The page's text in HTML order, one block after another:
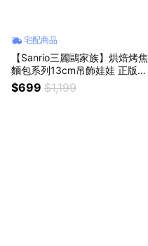
宅配商品
【Sanrio三麗鷗家族】烘焙烤焦
麵包系列13cm吊飾娃娃 正版韓
國限定款 美樂蒂大耳狗庫洛米帕
恰狗凱蒂貓hello kitty 布丁狗人
$699 $1,199